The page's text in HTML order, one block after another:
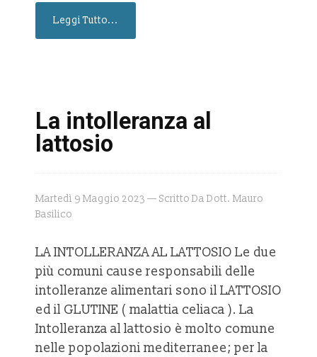
Leggi Tutto...
La intolleranza al
lattosio
Martedì 9 Maggio 2023 — Scritto Da Dott. Mauro
Basilico
LA INTOLLERANZA AL LATTOSIO Le due
più comuni cause responsabili delle
intolleranze alimentari sono il LATTOSIO
ed il GLUTINE ( malattia celiaca ). La
Intolleranza al lattosio è molto comune
nelle popolazioni mediterranee; per la